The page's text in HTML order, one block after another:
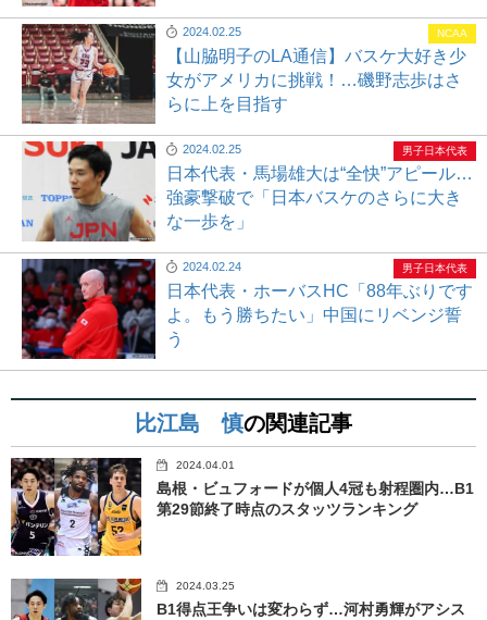
2024.02.25
【山脇明子のLA通信】バスケ大好き少
女がアメリカに挑戦！…磯野志歩はさ
らに上を目指す
NCAA
2024.02.25
日本代表・馬場雄大は“全快”アピール…
強豪撃破で「日本バスケのさらに大き
な一歩を」
男子日本代表
2024.02.24
日本代表・ホーバスHC「88年ぶりです
よ。もう勝ちたい」中国にリベンジ誓
う
男子日本代表
比江島 慎の関連記事
2024.04.01
島根・ビュフォードが個人4冠も射程圏内…B1
第29節終了時点のスタッツランキング
2024.03.25
B1得点王争いは変わらず…河村勇輝がアシス